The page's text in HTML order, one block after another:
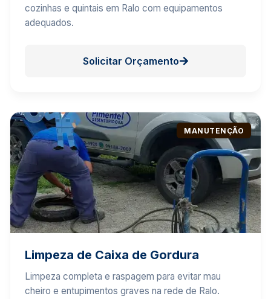
cozinhas e quintais em Ralo com equipamentos
adequados.
Solicitar Orçamento
MANUTENÇÃO
Limpeza de Caixa de Gordura
Limpeza completa e raspagem para evitar mau
cheiro e entupimentos graves na rede de Ralo.